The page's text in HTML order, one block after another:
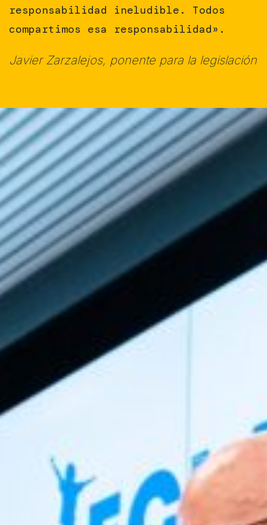
responsabilidad ineludible. Todos
compartimos esa responsabilidad».
Javier Zarzalejos, ponente para la legislación